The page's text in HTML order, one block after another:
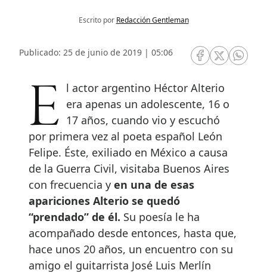
Escrito por Redacción Gentleman
Publicado: 25 de junio de 2019 | 05:06
RRSS Facebook
RRSSRRSS
El actor argentino Héctor Alterio era apenas un adolescente, 16 o
17 años, cuando vio y escuchó
por primera vez al poeta español León
Felipe. Éste, exiliado en México a causa
de la Guerra Civil, visitaba Buenos Aires
con frecuencia y en una de esas
apariciones Alterio se quedó
“prendado” de él. Su poesía le ha
acompañado desde entonces, hasta que,
hace unos 20 años, un encuentro con su
amigo el guitarrista José Luis Merlín